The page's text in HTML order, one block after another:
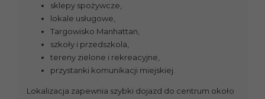
sklepy spożywcze,
lokale usługowe,
Targowisko Manhattan,
szkoły i przedszkola,
tereny zielone i rekreacyjne,
przystanki komunikacji miejskiej.
Lokalizacja zapewnia szybki dojazd do centrum około